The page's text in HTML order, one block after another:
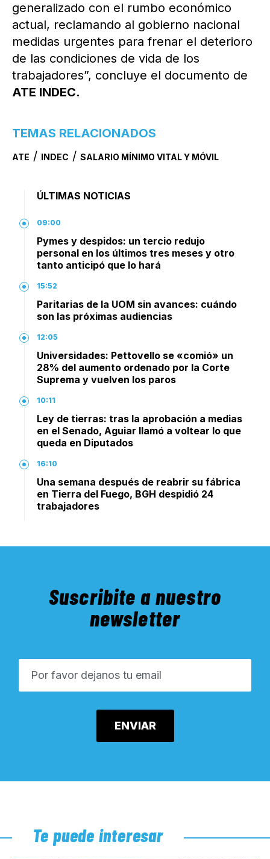
generalizado con el rumbo económico
actual, reclamando al gobierno nacional
medidas urgentes para frenar el deterioro
de las condiciones de vida de los
trabajadores”, concluye el documento de
ATE INDEC.
TEMAS RELACIONADOS
ATE / INDEC / SALARIO MÍNIMO VITAL Y MÓVIL
ÚLTIMAS NOTICIAS
09:00
Pymes y despidos: un tercio redujo
personal en los últimos tres meses y otro
tanto anticipó que lo hará
15:52
Paritarias de la UOM sin avances: cuándo
son las próximas audiencias
12:05
Universidades: Pettovello se «comió» un
28% del aumento ordenado por la Corte
Suprema y vuelven los paros
10:11
Ley de tierras: tras la aprobación a medias
en el Senado, Aguiar llamó a voltear lo que
queda en Diputados
16:10
Una semana después de reabrir su fábrica
en Tierra del Fuego, BGH despidió 24
trabajadores
Suscribite a nuestro
newsletter
Te puede interesar